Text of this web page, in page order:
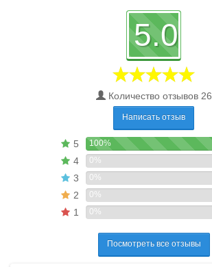
5.0
Количество отзывов 26
Написать отзыв
5 100%
4 0%
3 0%
2 0%
1 0%
Посмотреть все отзывы